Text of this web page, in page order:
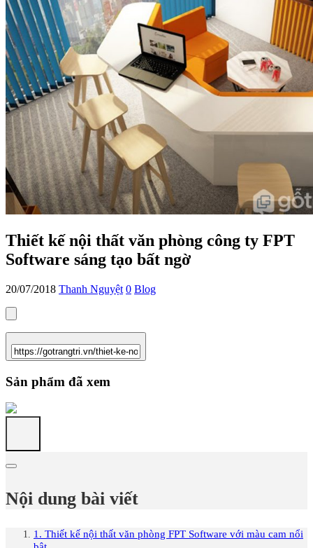
Thiết kế nội thất văn phòng công ty FPT
Software sáng tạo bất ngờ
20/07/2018 Thanh Nguyệt 0 Blog
Sản phẩm đã xem
Nội dung bài viết
1. Thiết kế nội thất văn phòng FPT Software với màu cam nổi